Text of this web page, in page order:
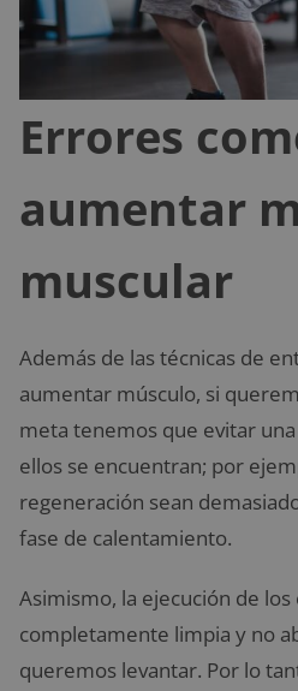
Errores
aumentar
muscular
Además de las técnicas de
aumentar músculo, si
meta tenemos que evitar
ellos se encuentran; por
regeneración sean
fase de calentamiento.
Asimismo, la ejecución de
completamente limpia y no
queremos levantar. Por lo